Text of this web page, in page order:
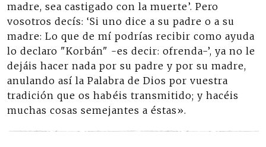
madre, sea castigado con la muerte’. Pero
vosotros decís: ‘Si uno dice a su padre o a su
madre: Lo que de mí podrías recibir como ayuda
lo declaro "Korbán" -es decir: ofrenda-’, ya no le
dejáis hacer nada por su padre y por su madre,
anulando así la Palabra de Dios por vuestra
tradición que os habéis transmitido; y hacéis
muchas cosas semejantes a éstas».